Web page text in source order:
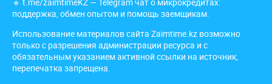
поддержка, обмен опытом и помощь заемщикам.
Использование материалов сайта Zaimtime.kz возможно
только с разрешения администрации ресурса и с
обязательным указанием активной ссылки на источник,
перепечатка запрещена.